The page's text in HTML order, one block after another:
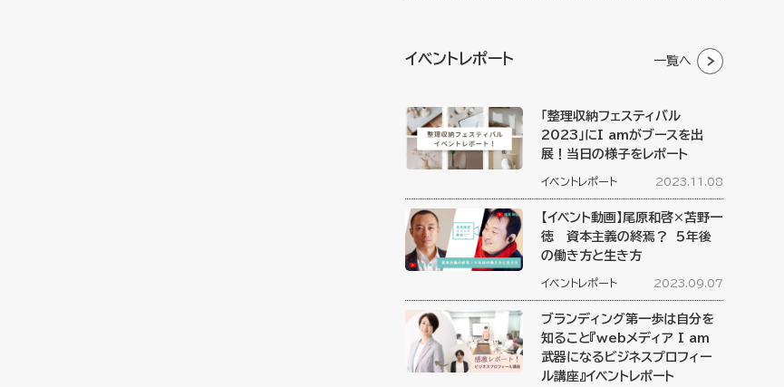
イベントレポート 一覧へ
「整理収納フェスティバル
2023」にI amがブースを出
展！当日の様子をレポート
イベントレポート 2023.11.08
【イベント動画】尾原和啓×苫野一
徳 資本主義の終焉？ ５年後
の働き方と生き方
イベントレポート 2023.09.07
ブランディング第一歩は自分を
知ること『webメディア I am
武器になるビジネスプロフィー
ル講座』イベントレポート